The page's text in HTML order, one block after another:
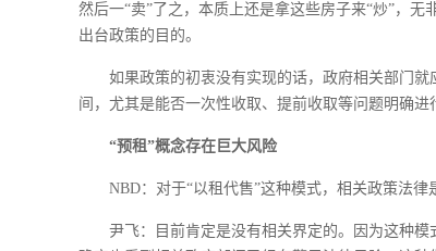
然后一“卖”了之，本质上还是拿这些房子来“炒”，
出台政策的目的。
如果政策的初衷没有实现的话，政府相关部门
间，尤其是能否一次性收取、提前收取等问题明确进
“预租”概念存在巨大风险
NBD：对于“以租代售”这种模式，相关政策法律
尹飞：目前肯定是没有相关界定的。因为这种